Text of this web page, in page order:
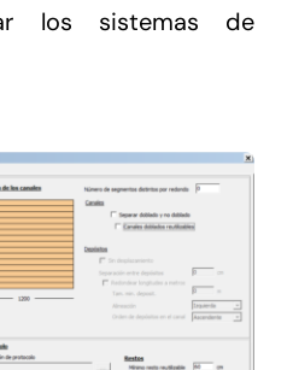
los sistemas de